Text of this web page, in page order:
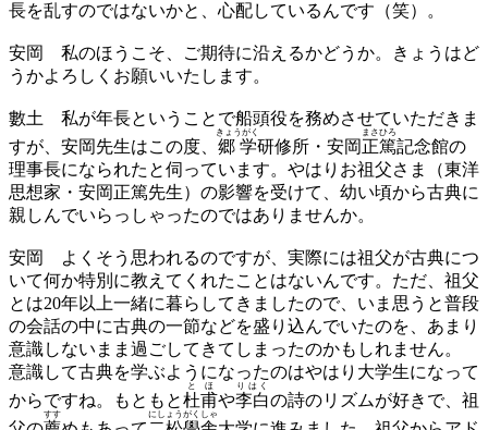
長を乱すのではないかと、心配しているんです（笑）。
安岡
私のほうこそ、ご期待に沿えるかどうか。きょうはど
うかよろしくお願いいたします。
數土
私が年長ということで船頭役を務めさせていただきま
すが、安岡先生はこの度、 郷学
きょうがく
研修所・安岡正篤
まさひろ
記念館の
理事長になられたと伺っています。やはりお祖父さま（東洋
思想家・安岡正篤先生）の影響を受けて、幼い頃から古典に
親しんでいらっしゃったのではありませんか。
安岡
よくそう思われるのですが、実際には祖父が古典につ
いて何か特別に教えてくれたことはないんです。ただ、祖父
とは20年以上一緒に暮らしてきましたので、いま思うと普段
の会話の中に古典の一節などを盛り込んでいたのを、あまり
意識しないまま過ごしてきてしまったのかもしれません。
意識して古典を学ぶようになったのはやはり大学生になって
からですね。もともと杜甫
とほ
や李白
りはく
の詩のリズムが好きで、祖
すす にしょうがくしゃ